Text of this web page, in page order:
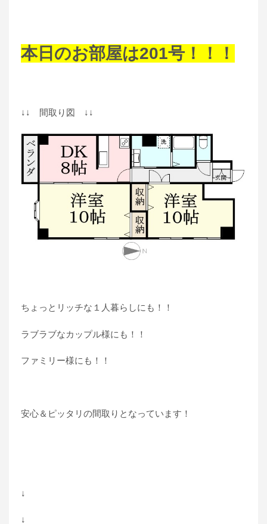
本日のお部屋は201号！！！
↓↓ 間取り図 ↓↓
ちょっとリッチな１人暮らしにも！！
ラブラブなカップル様にも！！
ファミリー様にも！！
安心＆ピッタリの間取りとなっています！
↓
↓